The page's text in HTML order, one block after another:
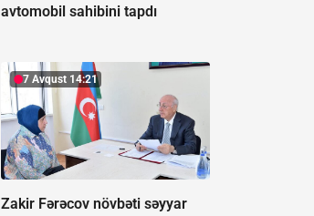
avtomobil sahibini tapdı
7 Avqust 14:21
Zakir Fərəcov növbəti səyyar